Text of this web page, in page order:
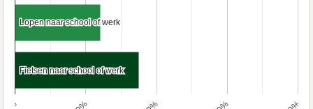
Lopen naar school of werk
Lopen naar school of werk
Fietsen naar school of werk
Fietsen naar school of werk